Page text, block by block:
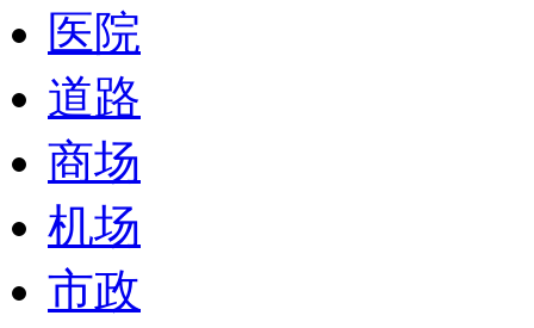
医院
道路
商场
机场
市政